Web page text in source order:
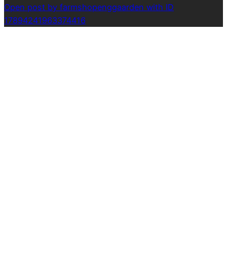
Open post by farmshopenggaarden with ID
17894241963374416